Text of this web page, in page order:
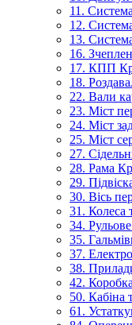
11.
12.
13.
16.
17. КПП
18.
22. Вали
23. Міст
24. Міст
25. Міст
27.
28. Рама
29.
30. Вісь
31. Колеса
34.
35.
37.
38.
42.
50. Кабіна
61.